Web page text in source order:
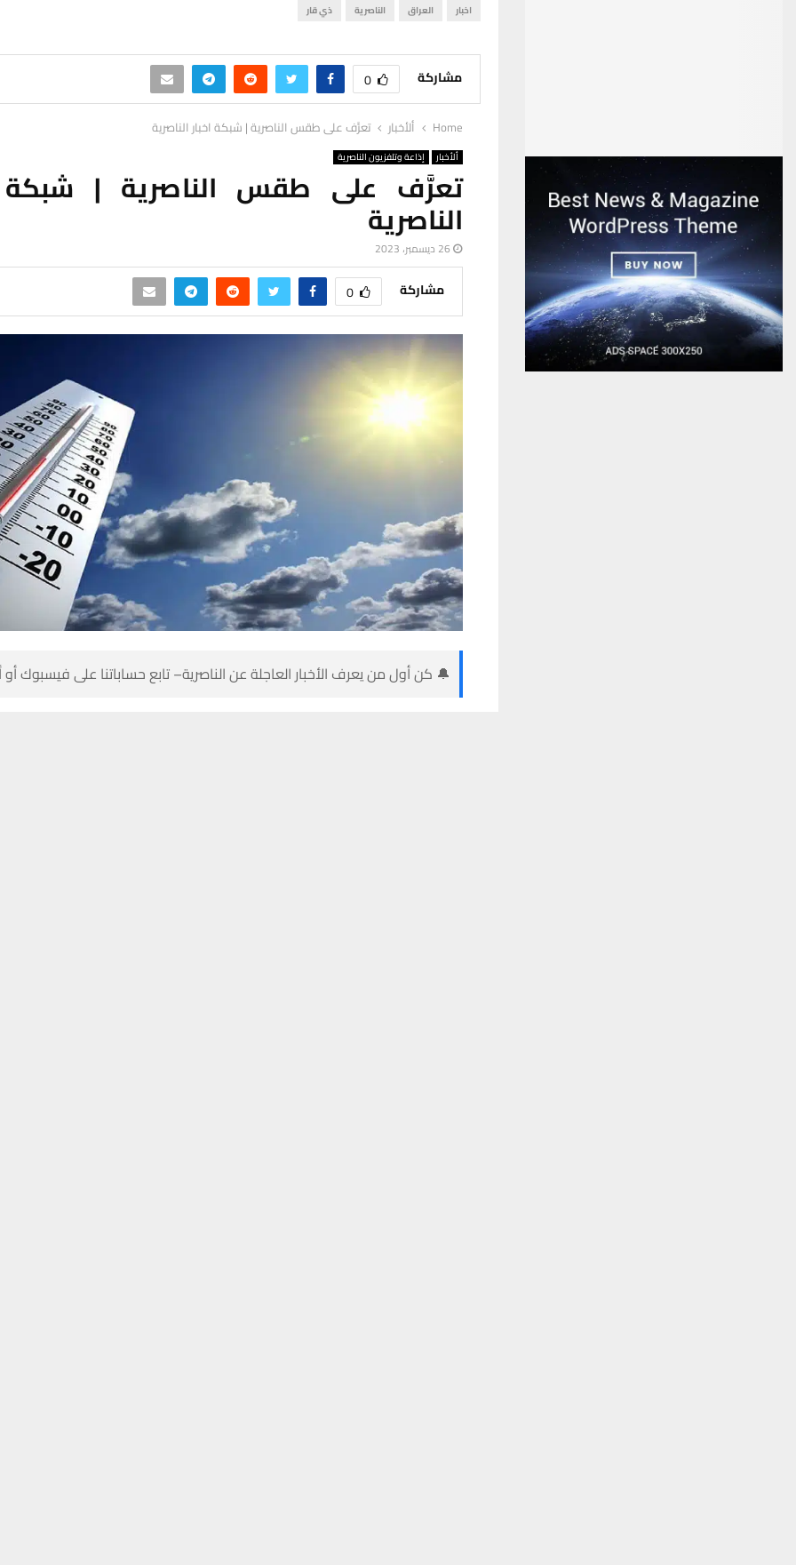
اخبار العراق الناصرية ذي قار
مشاركة 0
Home ألأخبار تعرَّف على طقس الناصرية | شبكة اخبار الناصرية
ألأخبار إذاعة وتلفزيون الناصرية
تعرَّف على طقس الناصرية | شبكة
الناصرية
26 ديسمبر، 2023
مشاركة 0
🔔 كن أول من يعرف الأخبار العاجلة عن الناصرية– تابع حساباتنا على فيسبوك